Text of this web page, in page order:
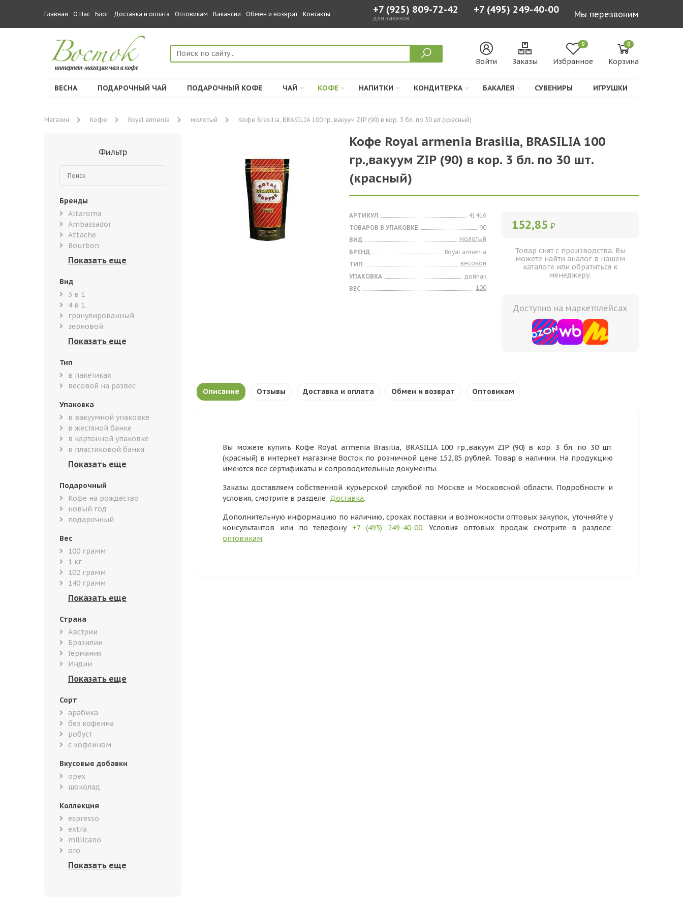
Главная О Нас Блог Доставка и оплата Оптовикам Вакансии Обмен и возврат Контакты +7 (925) 809-72-42
для заказов
+7 (495) 249-40-00 Мы перезвоним
Войти Заказы
0
Избранное
0
Корзина
ВЕСНА ПОДАРОЧНЫЙ ЧАЙ ПОДАРОЧНЫЙ КОФЕ ЧАЙ КОФЕ НАПИТКИ КОНДИТЕРКА БАКАЛЕЯ СУВЕНИРЫ ИГРУШКИ
Магазин Кофе Royal armenia молотый Кофе Brasilia, BRASILIA 100 гр.,вакуум ZIP (90) в кор. 3 бл. по 30 шт.(красный)
Фильтр
Бренды
Altaroma
Ambassador
Attache
Bourbon
Вид
3 в 1
4 в 1
гранулированный
зерновой
Тип
в пакетиках
весовой на развес
Упаковка
в вакуумной упаковке
в жестяной банке
в картонной упаковке
в пластиковой банка
Подарочный
Кофе на рождество
новый год
подарочный
Вес
100 грамм
1 кг
102 грамм
140 грамм
Страна
Австрии
Бразилии
Германия
Индии
Сорт
арабика
без кофеина
робуст
с кофеином
Вкусовые добавки
орех
шоколад
Коллекция
espresso
extra
millicano
oro
Кофе Royal armenia Brasilia, BRASILIA 100
гр.,вакуум ZIP (90) в кор. 3 бл. по 30 шт.
(красный)
АРТИКУЛ
41416
ТОВАРОВ В УПАКОВКЕ
90
ВИД
молотый
БРЕНД
Royal armenia
ТИП
весовой
УПАКОВКА
дойпак
ВЕС
100
152,85 ₽
Товар снят с производства. Вы
можете найти аналог в нашем
каталоге или обратиться к
менеджеру.
Доступно на маркетплейсах
Описание Отзывы Доставка и оплата Обмен и возврат Оптовикам
Вы можете купить Кофе Royal armenia Brasilia, BRASILIA 100 гр.,вакуум ZIP (90) в кор. 3 бл. по 30 шт.
(красный) в интернет магазине Восток по розничной цене 152,85 рублей. Товар в наличии. На продукцию
имеются все сертификаты и сопроводительные документы.
Заказы доставляем собственной курьерской службой по Москве и Московской области. Подробности и
условия, смотрите в разделе: Доставка.
Дополнительную информацию по наличию, сроках поставки и возможности оптовых закупок, уточняйте у
консультантов или по телефону +7 (495) 249-40-00. Условия оптовых продаж смотрите в разделе:
оптовикам.